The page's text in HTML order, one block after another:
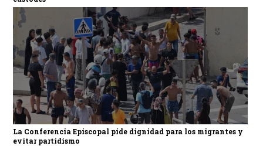
La Conferencia Episcopal pide dignidad para los migrantes y
evitar partidismo